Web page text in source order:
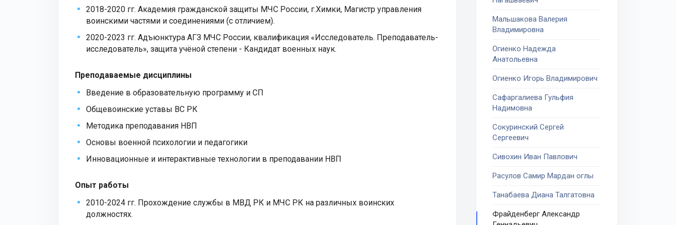
2018-2020 гг. Академия гражданской защиты МЧС России, г.Химки, Магистр управления
воинскими частями и соединениями (с отличием).
2020-2023 гг. Адъюнктура АГЗ МЧС России, квалификация «Исследователь. Преподаватель-
исследователь», защита учёной степени - Кандидат военных наук.
Преподаваемые дисциплины
Введение в образовательную программу и СП
Общевоинские уставы ВС РК
Методика преподавания НВП
Основы военной психологии и педагогики
Инновационные и интерактивные технологии в преподавании НВП
Опыт работы
2010-2024 гг. Прохождение службы в МВД РК и МЧС РК на различных воинских
должностях.
Мальшакова Валерия
Владимировна
Огиенко Надежда
Анатольевна
Огиенко Игорь Владимирович
Сафаргалиева Гульфия
Надимовна
Сокуринский Сергей
Сергеевич
Сивохин Иван Павлович
Расулов Самир Мардан оглы
Танабаева Диана Талгатовна
Фрайденберг Александр